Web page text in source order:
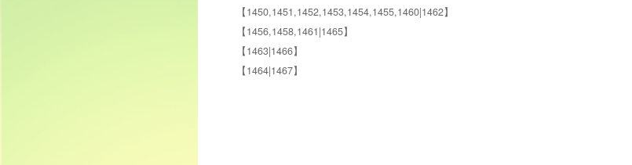
【1450,1451,1452,1453,1454,1455,1460|1462】
【1456,1458,1461|1465】
【1463|1466】
【1464|1467】